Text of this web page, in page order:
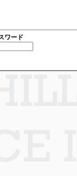
ワード